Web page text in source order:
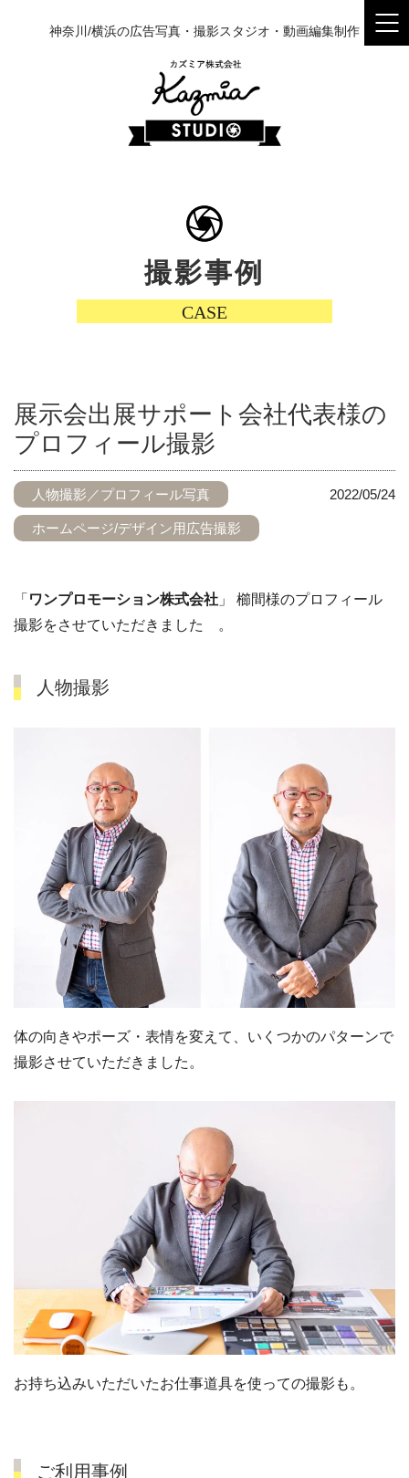
神奈川/横浜の広告写真・撮影スタジオ・動画編集制作
撮影事例
CASE
展示会出展サポート会社代表様の
プロフィール撮影
人物撮影／プロフィール写真
ホームページ/デザイン用広告撮影
2022/05/24
「 ワンプロモーション株式会社 」 櫛間様のプロフィール
撮影をさせていただきました 。
人物撮影
体の向きやポーズ・表情を変えて、いくつかのパターンで
撮影させていただきました。
お持ち込みいただいたお仕事道具を使っての撮影も。
ご利用事例